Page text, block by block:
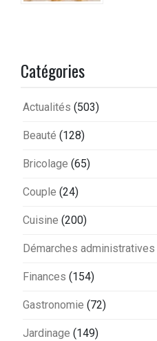
Catégories
Actualités (503)
Beauté (128)
Bricolage (65)
Couple (24)
Cuisine (200)
Démarches administratives
Finances (154)
Gastronomie (72)
Jardinage (149)